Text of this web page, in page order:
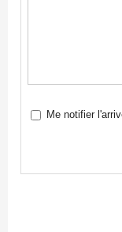
Me notifier